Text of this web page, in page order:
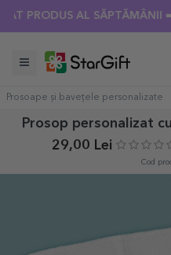
AL SĂPTĂMÂNII ➡️
Prosoape și bavețele personalizate
Prosop personalizat
29,00 Lei
Cod